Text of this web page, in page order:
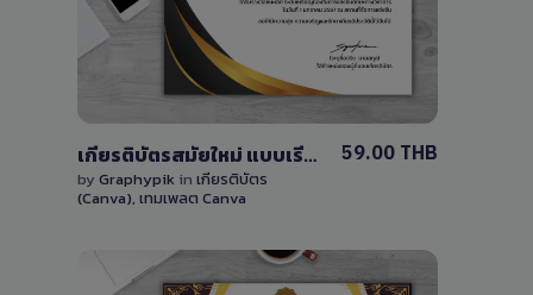
0 Sale
เกียรติบัตรสมัยใหม่ แบบเรียบง่าย แก้ไขได้ด้วย Canva ฟรี
by Graphypik in เกียรติบัตร
(Canva), เทมเพลต Canva
59.00 THB